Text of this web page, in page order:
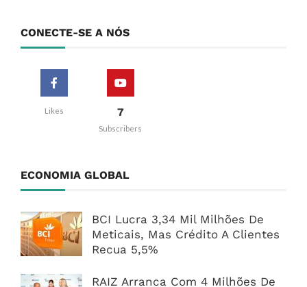
CONECTE-SE A NÓS
Likes 7
Subscribers
ECONOMIA GLOBAL
BCI Lucra 3,34 Mil Milhões De
Meticais, Mas Crédito A Clientes
Recua 5,5%
RAIZ Arranca Com 4 Milhões De